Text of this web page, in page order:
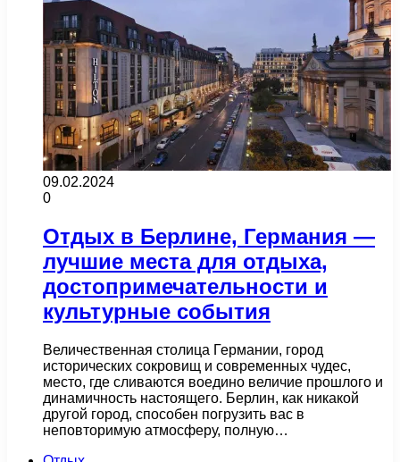
09.02.2024
0
Отдых в Берлине, Германия —
лучшие места для отдыха,
достопримечательности и
культурные события
Величественная столица Германии, город
исторических сокровищ и современных чудес,
место, где сливаются воедино величие прошлого и
динамичность настоящего. Берлин, как никакой
другой город, способен погрузить вас в
неповторимую атмосферу, полную…